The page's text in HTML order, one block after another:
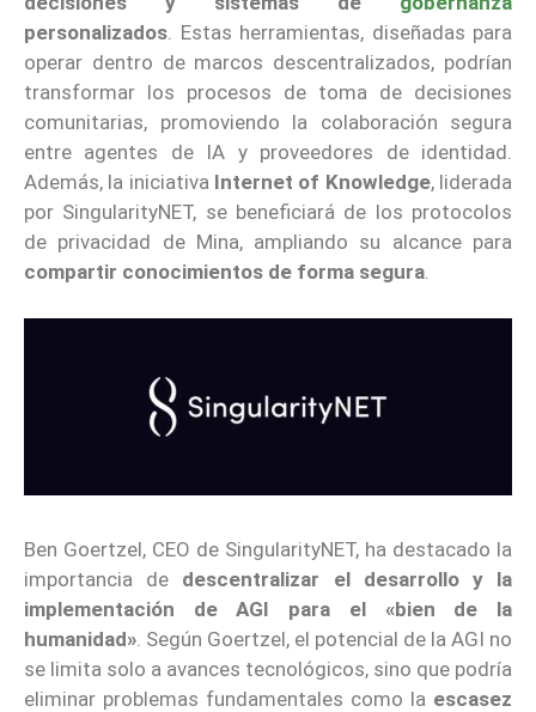
personalizados. Estas herramientas, diseñadas para
operar dentro de marcos descentralizados, podrían
transformar los procesos de toma de decisiones
comunitarias, promoviendo la colaboración segura
entre agentes de IA y proveedores de identidad.
Además, la iniciativa Internet of Knowledge, liderada
por SingularityNET, se beneficiará de los protocolos
de privacidad de Mina, ampliando su alcance para
compartir conocimientos de forma segura.
Ben Goertzel, CEO de SingularityNET, ha destacado la
importancia de descentralizar el desarrollo y la
implementación de AGI para el «bien de la
humanidad» . Según Goertzel, el potencial de la AGI no
se limita solo a avances tecnológicos, sino que podría
eliminar problemas fundamentales como la escasez